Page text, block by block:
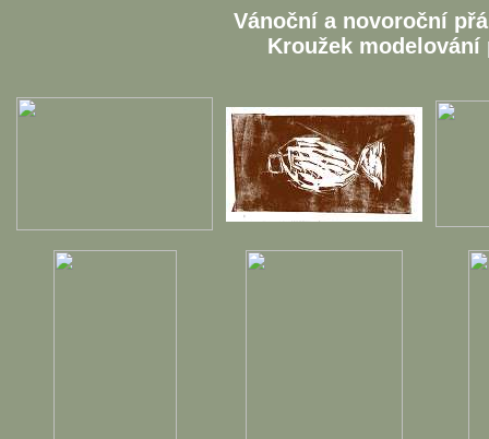
Vánoční a novoroční
Kroužek modelování